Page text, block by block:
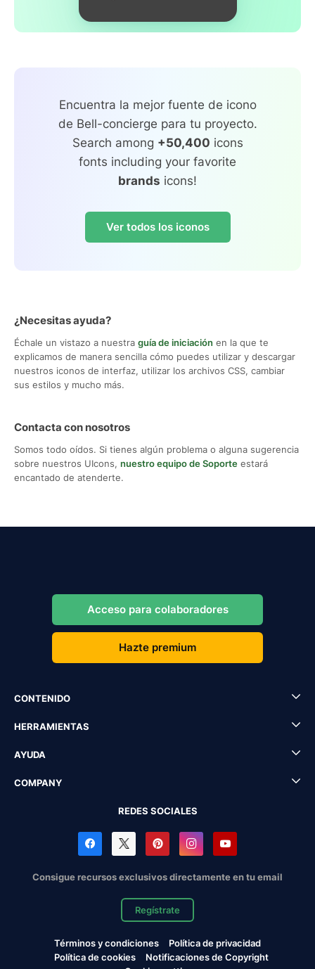
Encuentra la mejor fuente de icono
de Bell-concierge para tu proyecto.
Search among +50,400 icons
fonts including your favorite
brands icons!
Ver todos los iconos
¿Necesitas ayuda?
Échale un vistazo a nuestra guía de iniciación en la que te
explicamos de manera sencilla cómo puedes utilizar y descargar
nuestros iconos de interfaz, utilizar los archivos CSS, cambiar
sus estilos y mucho más.
Contacta con nosotros
Somos todo oídos. Si tienes algún problema o alguna sugerencia
sobre nuestros UIcons, nuestro equipo de Soporte estará
encantado de atenderte.
Acceso para colaboradores
Hazte premium
CONTENIDO
HERRAMIENTAS
AYUDA
COMPANY
REDES SOCIALES
Consigue recursos exclusivos directamente en tu email
Regístrate
Términos y condiciones
Política de privacidad
Política de cookies
Notificaciones de Copyright